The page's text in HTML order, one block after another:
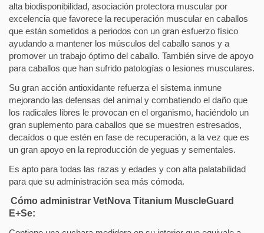
alta biodisponibilidad, asociación protectora muscular por
excelencia que favorece la recuperación muscular en caballos
que están sometidos a periodos con un gran esfuerzo físico
ayudando a mantener los músculos del caballo sanos y a
promover un trabajo óptimo del caballo. También sirve de apoyo
para caballos que han sufrido patologías o lesiones musculares.
Su gran acción antioxidante refuerza el sistema inmune
mejorando las defensas del animal y combatiendo el daño que
los radicales libres le provocan en el organismo, haciéndolo un
gran suplemento para caballos que se muestren estresados,
decaídos o que estén en fase de recuperación, a la vez que es
un gran apoyo en la reproducción de yeguas y sementales.
Es apto para todas las razas y edades y con alta palatabilidad
para que su administración sea más cómoda.
Cómo administrar VetNova Titanium MuscleGuard
E+Se: